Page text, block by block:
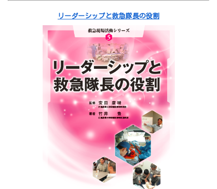
リーダーシップと救急隊長の役割